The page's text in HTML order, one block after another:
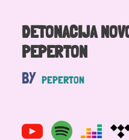
DETONACIJA
PEPERTON
BY PEPERTON